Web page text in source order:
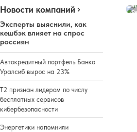
Новости компаний
Эксперты выяснили, как
кешбэк влияет на спрос
россиян
Автокредитный портфель Банка
Уралсиб вырос на 23%
Т2 признан лидером по числу
бесплатных сервисов
кибербезопасности
Энергетики напомнили